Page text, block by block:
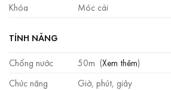
Khóa
Móc cài
TÍNH NĂNG
Chống nước
50m (Xem thêm)
Chức năng
Giờ, phút, giây